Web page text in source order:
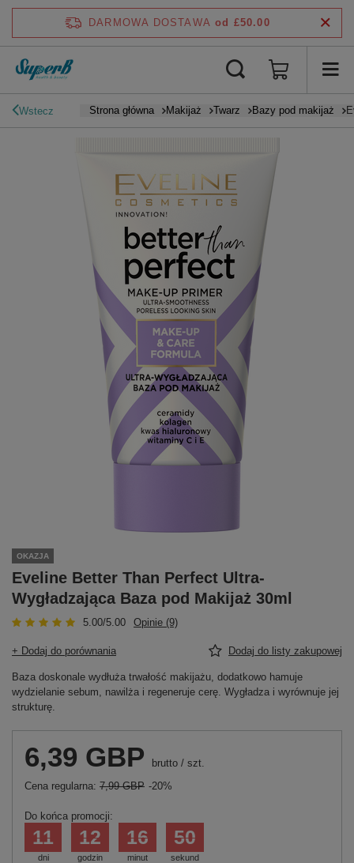
DARMOWA DOSTAWA od £50.00
Wstecz Strona główna Makijaż Twarz Bazy pod makijaż
OKAZJA
Eveline Better Than Perfect Ultra-
Wygładzająca Baza pod Makijaż 30ml
5.00/5.00 Opinie (9)
+ Dodaj do porównania Dodaj do listy zakupowej
Baza doskonale wydłuża trwałość makijażu, dodatkowo hamuje
wydzielanie sebum, nawilża i regeneruje cerę. Wygładza i wyrównuje jej
strukturę.
6,39 GBP brutto / szt.
Cena regularna: 7,99 GBP -20%
Do końca promocji:
dni
11
godzin
12
minut
16
sekund
50